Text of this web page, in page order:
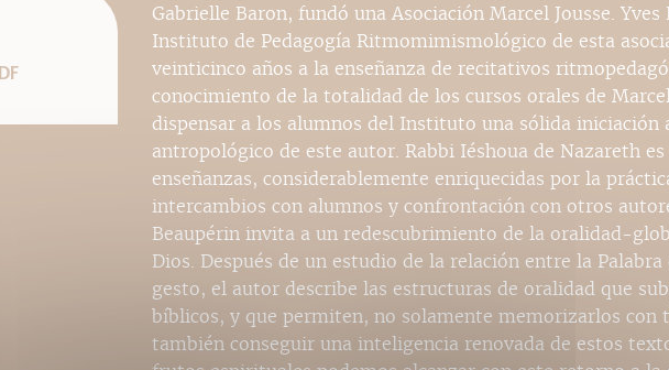
Gabrielle Baron, fundó una Asociación Marcel Jousse.
Instituto de Pedagogía Ritmomimismológico de esta
veinticinco años a la enseñanza de recitativos
conocimiento de la totalidad de los cursos orales de
dispensar a los alumnos del Instituto una sólida iniciación
antropológico de este autor. Rabbi Iéshoua de Nazareth
enseñanzas, considerablemente enriquecidas por la
intercambios con alumnos y confrontación con otros
Beaupérin invita a un redescubrimiento de la oralidad-
Dios. Después de un estudio de la relación entre la
gesto, el autor describe las estructuras de oralidad que
bíblicos, y que permiten, no solamente memorizarlos con
también conseguir una inteligencia renovada de estos